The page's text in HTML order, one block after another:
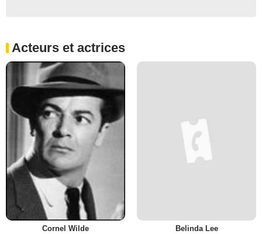
Acteurs et actrices
Cornel Wilde Belinda Lee